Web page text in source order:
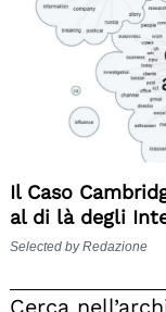
Il Caso
al di là degli
Selected by Redazione
Cerca